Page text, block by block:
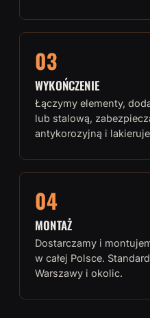
03
WYKOŃCZENIE
Łączymy elementy,
lub stalową,
antykorozyjną i
04
MONTAŻ
Dostarczamy i
w całej Polsce.
Warszawy i okolic.